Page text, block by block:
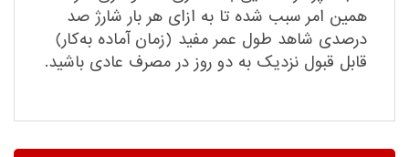
همین امر سبب شده تا به ازای هر بار شارژ صد
درصدی شاهد طول عمر مفید (زمان آماده به‌کار)
قابل قبول نزدیک به دو روز در مصرف عادی باشید.